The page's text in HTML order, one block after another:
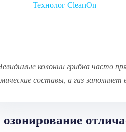
Технолог CleanOn
колонии грибка часто
составы, а газ